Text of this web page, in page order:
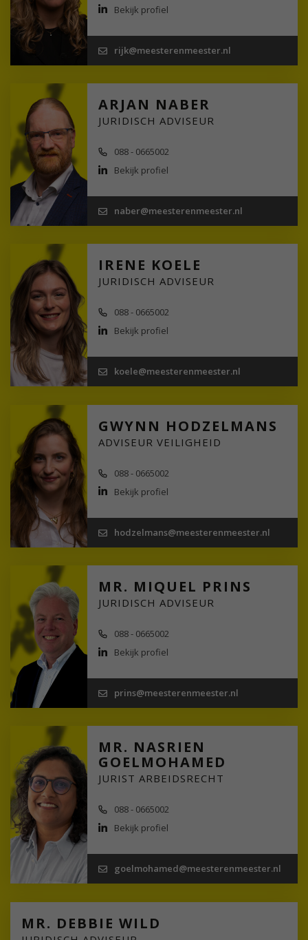
Bekijk profiel
rijk@meesterenmeester.nl
ARJAN NABER
JURIDISCH ADVISEUR
088 - 0665002
Bekijk profiel
naber@meesterenmeester.nl
IRENE KOELE
JURIDISCH ADVISEUR
088 - 0665002
Bekijk profiel
koele@meesterenmeester.nl
GWYNN HODZELMANS
ADVISEUR VEILIGHEID
088 - 0665002
Bekijk profiel
hodzelmans@meesterenmeester.nl
MR. MIQUEL PRINS
JURIDISCH ADVISEUR
088 - 0665002
Bekijk profiel
prins@meesterenmeester.nl
MR. NASRIEN
GOELMOHAMED
JURIST ARBEIDSRECHT
088 - 0665002
Bekijk profiel
goelmohamed@meesterenmeester.nl
MR. DEBBIE WILD